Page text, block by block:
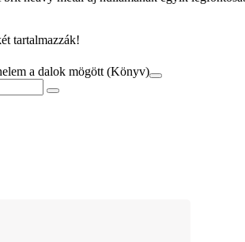
tartalmazzák!
a dalok mögött (Könyv)